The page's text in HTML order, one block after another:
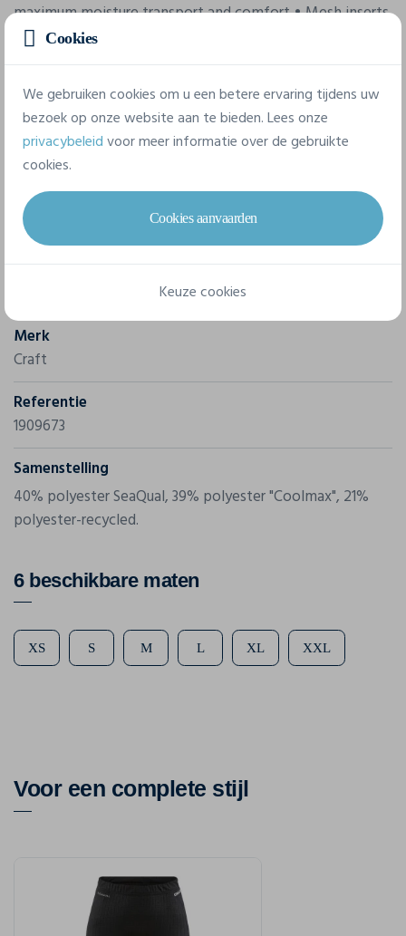
maximum moisture transport and comfort • Mesh inserts
at armpits for enhanced ventilation • Flatlock seams that
follow body movements • Tight fit • Moisture transport:
5 out of 5 • Activity level: 5 out of 5 • Temperature: -5ºC
to +10ºC
Merk
Craft
Referentie
1909673
Samenstelling
40% polyester SeaQual, 39% polyester "Coolmax", 21%
polyester-recycled.
6 beschikbare maten
XS S M L XL XXL
Voor een complete stijl
Cookies
We gebruiken cookies om u een betere ervaring tijdens uw
bezoek op onze website aan te bieden. Lees onze
privacybeleidvoor meer informatie over de gebruikte
cookies.
Cookies aanvaarden
Keuze cookies